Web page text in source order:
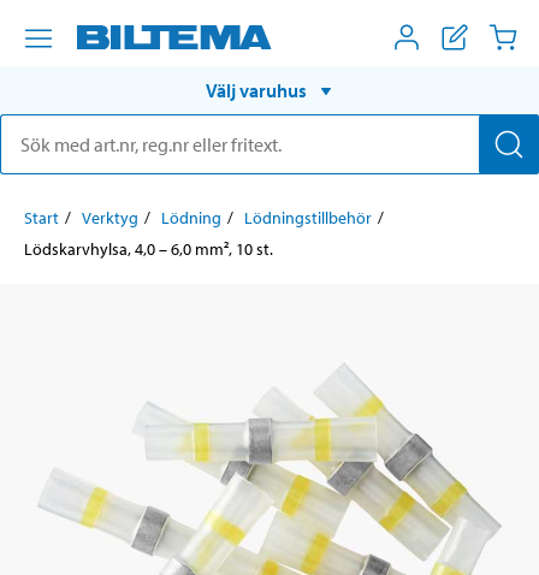
Välj varuhus
Start Verktyg Lödning
Lödningstillbehör
Lödskarvhylsa, 4,0 – 6,0 mm², 10 st.